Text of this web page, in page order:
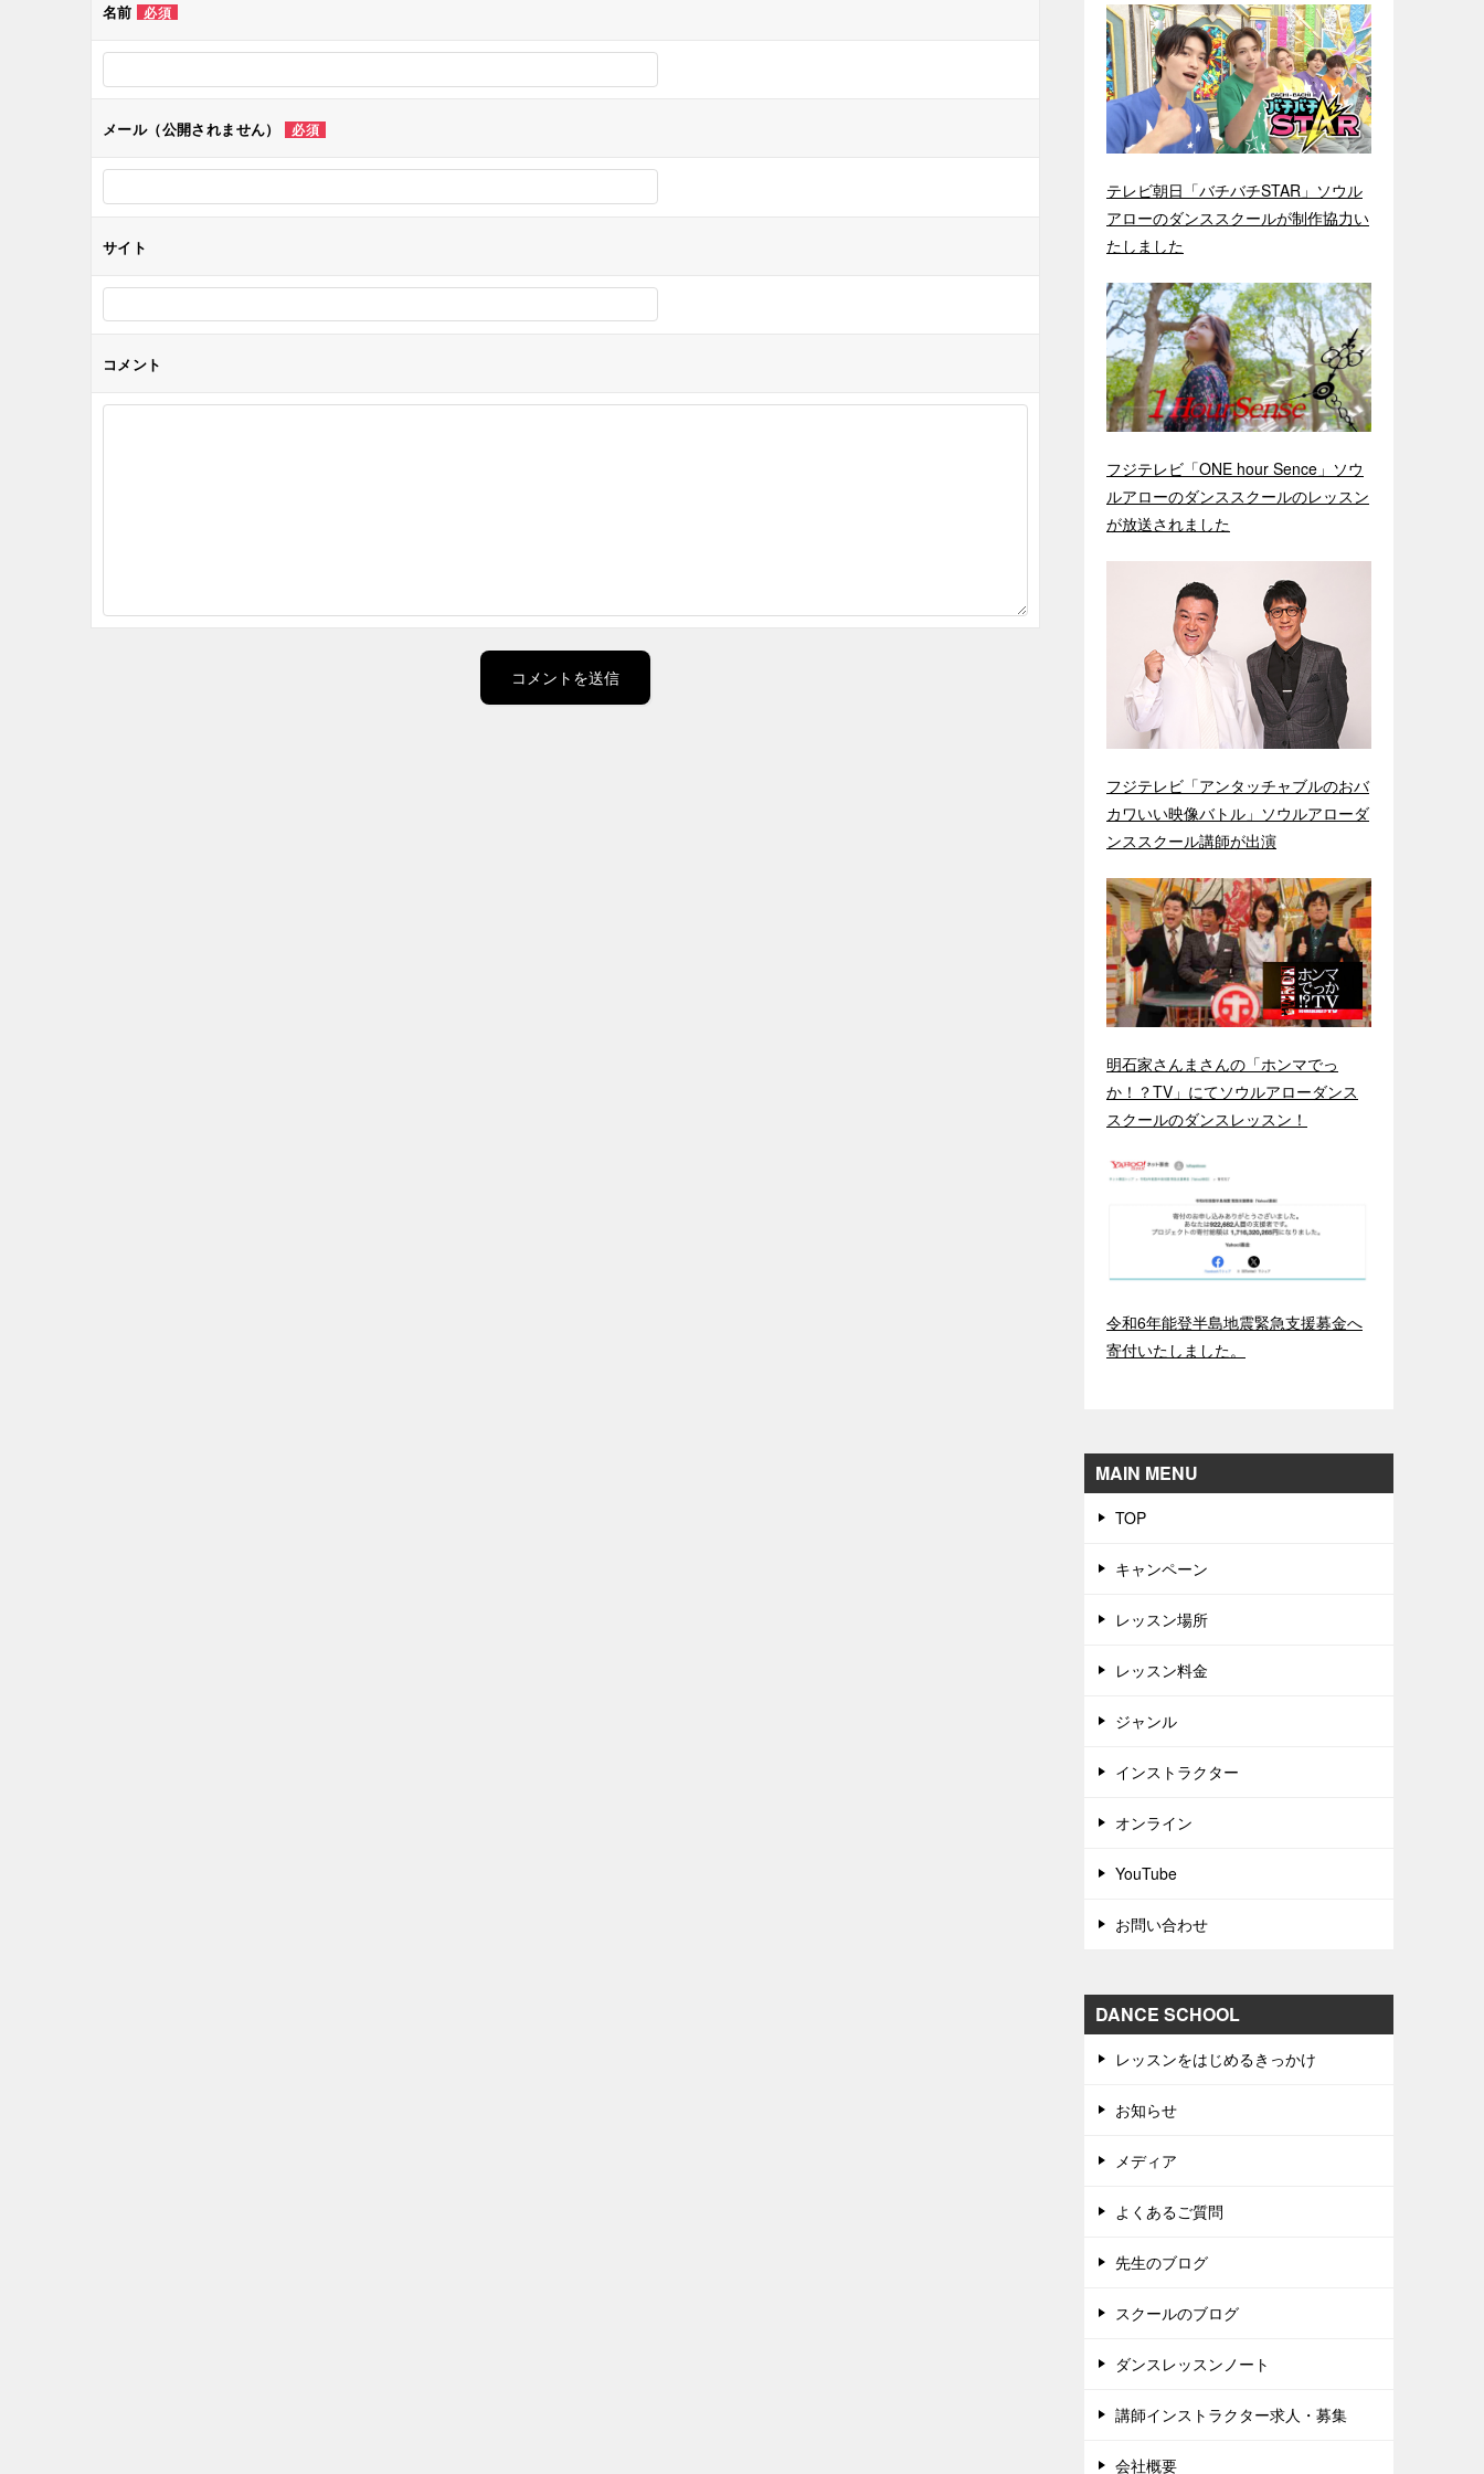
ゲ
ー
ン
名前 必須
メール（公開されません） 必須
サイト
コメント
テレビ朝日「バチバチSTAR」ソウル
アローのダンススクールが制作協力い
たしました
フジテレビ「ONE hour Sence」ソウ
ルアローのダンススクールのレッスン
が放送されました
フジテレビ「アンタッチャブルのおバ
カワいい映像バトル」ソウルアローダ
ンススクール講師が出演
明石家さんまさんの「ホンマでっ
か！？TV」にてソウルアローダンス
スクールのダンスレッスン！
令和6年能登半島地震緊急支援募金へ
寄付いたしました。
MAIN MENU
TOP
キャンペーン
レッスン場所
レッスン料金
ジャンル
インストラクター
オンライン
YouTube
お問い合わせ
DANCE SCHOOL
レッスンをはじめるきっかけ
お知らせ
メディア
よくあるご質問
先生のブログ
スクールのブログ
ダンスレッスンノート
講師インストラクター求人・募集
会社概要